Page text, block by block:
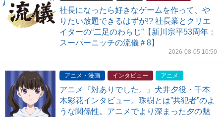
社長になったら好きなゲームを作って、や
りたい放題できるはずが!? 社長業とクリエ
イターの“二足のわらじ”【新川宗平53周年：
スーパーニッチの流儀＃8】
2026-08-05 10:50
アニメ・漫画 インタビュー アニメ
アニメ『対ありでした。』犬井夕役・千本
木彩花インタビュー。珠樹とは”共犯者”のよ
うな関係性。アニメでより深まった夕の魅